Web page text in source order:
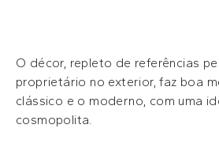
O décor, repleto de referências
proprietário no exterior, faz boa
clássico e o moderno, com uma
cosmopolita.